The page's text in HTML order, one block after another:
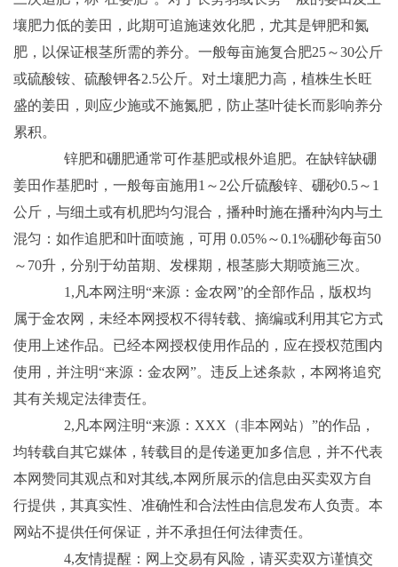
壤肥力低的姜田，此期可追施速效化肥，尤其是钾肥和氮
肥，以保证根茎所需的养分。一般每亩施复合肥25～30公斤
或硫酸铵、硫酸钾各2.5公斤。对土壤肥力高，植株生长旺
盛的姜田，则应少施或不施氮肥，防止茎叶徒长而影响养分
累积。
锌肥和硼肥通常可作基肥或根外追肥。在缺锌缺硼
姜田作基肥时，一般每亩施用1～2公斤硫酸锌、硼砂0.5～1
公斤，与细土或有机肥均匀混合，播种时施在播种沟内与土
混匀：如作追肥和叶面喷施，可用 0.05%～0.1%硼砂每亩50
～70升，分别于幼苗期、发棵期，根茎膨大期喷施三次。
1,凡本网注明“来源：金农网”的全部作品，版权均
属于金农网，未经本网授权不得转载、摘编或利用其它方式
使用上述作品。已经本网授权使用作品的，应在授权范围内
使用，并注明“来源：金农网”。违反上述条款，本网将追究
其有关规定法律责任。
2,凡本网注明“来源：XXX（非本网站）”的作品，
均转载自其它媒体，转载目的是传递更加多信息，并不代表
本网赞同其观点和对其线,本网所展示的信息由买卖双方自
行提供，其真实性、准确性和合法性由信息发布人负责。本
网站不提供任何保证，并不承担任何法律责任。
4,友情提醒：网上交易有风险，请买卖双方谨慎交